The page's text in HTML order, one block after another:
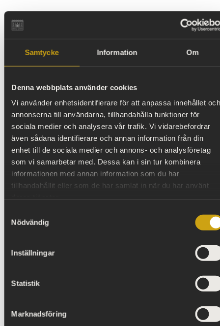
Samtycke Information Om
Denna webbplats använder cookies
Vi använder enhetsidentifierare för att anpassa innehållet och
annonserna till användarna, tillhandahålla funktioner för
sociala medier och analysera vår trafik. Vi vidarebefordrar
även sådana identifierare och annan information från din
enhet till de sociala medier och annons- och analysföretag
som vi samarbetar med. Dessa kan i sin tur kombinera
informationen med annan information som du har
tillhandahållit eller som de har samlat in när du har använt
Nödvändig
Inställningar
Statistik
Marknadsföring
Gallery Pascale
Pascale Gottard Olsson, som är född i Frankrike,
flyttade till Sverige och startade sitt galleri 1998
med fokus på design och konsthantverk i
armbandet Eve med Claesson Koivisto Rune och
ljusstaken Skugga med Alexander Lervik. Under
Möbelmässan 2013 visar hon på Hallwylska museet
Jens Fagers nya stolar som är speciellt designade
med utgångspunkt i den överdådiga palatsmiljön
från sekelskiftet 1900 och på sitt galleri visar hon
Alexander Lervik.
Välkommen till pressfrukost onsdagen den 6
februari kl 9.00
För mer information kontakta Pascale Gottard